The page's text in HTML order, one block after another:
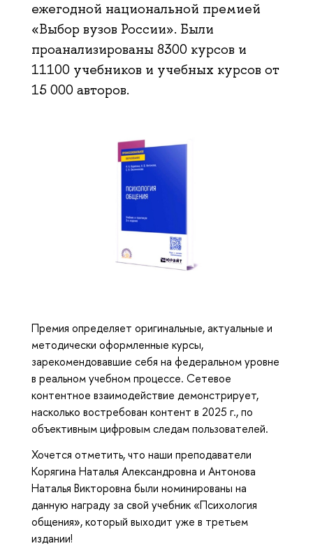
ежегодной национальной премией
«Выбор вузов России». Были
проанализированы 8300 курсов и
11100 учебников и учебных курсов от
15 000 авторов.
Премия определяет оригинальные, актуальные и
методически оформленные курсы,
зарекомендовавшие себя на федеральном уровне
в реальном учебном процессе. Сетевое
контентное взаимодействие демонстрирует,
насколько востребован контент в 2025 г., по
объективным цифровым следам пользователей.
Хочется отметить, что наши преподаватели
Корягина Наталья Александровна и Антонова
Наталья Викторовна были номинированы на
данную награду за свой учебник «Психология
общения», который выходит уже в третьем
издании!